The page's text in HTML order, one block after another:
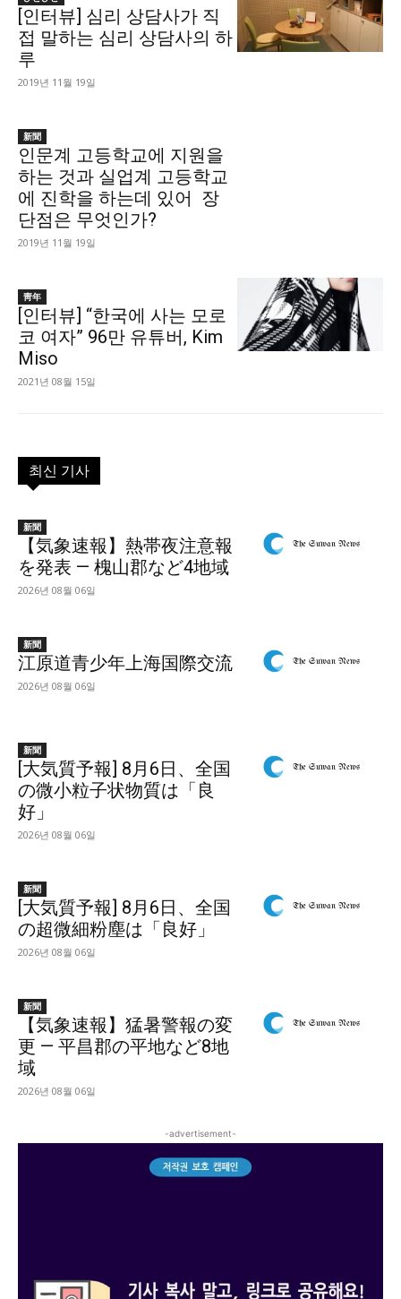
[인터뷰] 심리 상담사가 직
접 말하는 심리 상담사의 하
루
2019년 11월 19일
新聞
인문계 고등학교에 지원을
하는 것과 실업계 고등학교
에 진학을 하는데 있어 장
단점은 무엇인가?
2019년 11월 19일
靑年
[인터뷰] “한국에 사는 모로
코 여자” 96만 유튜버, Kim
Miso
2021년 08월 15일
최신 기사
新聞
【気象速報】熱帯夜注意報
を発表 — 槐山郡など4地域
2026년 08월 06일
新聞
江原道青少年上海国際交流
2026년 08월 06일
新聞
[大気質予報] 8月6日、全国
の微小粒子状物質は「良
好」
2026년 08월 06일
新聞
[大気質予報] 8月6日、全国
の超微細粉塵は「良好」
2026년 08월 06일
新聞
【気象速報】猛暑警報の変
更 — 平昌郡の平地など8地
域
2026년 08월 06일
-advertisement-